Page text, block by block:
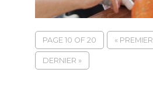
PAGE 10 OF 20 « PREMIER
DERNIER »